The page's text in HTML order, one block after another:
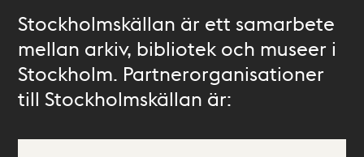
Stockholmskällan är ett samarbete
mellan arkiv, bibliotek och museer i
Stockholm. Partnerorganisationer
till Stockholmskällan är: